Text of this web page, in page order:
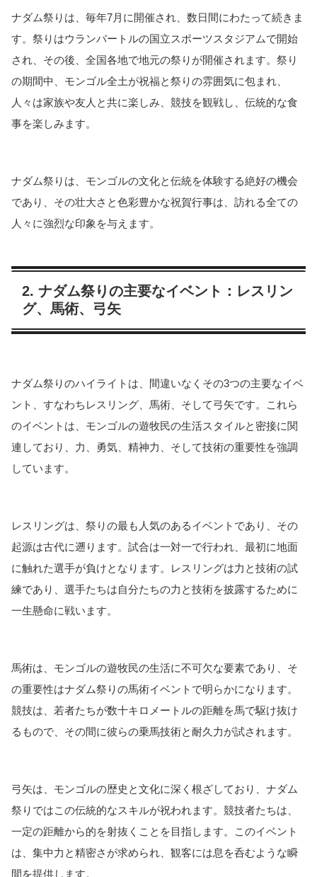
ナダム祭りは、毎年7月に開催され、数日間にわたって続きま
す。祭りはウランバートルの国立スポーツスタジアムで開始
され、その後、全国各地で地元の祭りが開催されます。祭り
の期間中、モンゴル全土が祝福と祭りの雰囲気に包まれ、
人々は家族や友人と共に楽しみ、競技を観戦し、伝統的な食
事を楽しみます。
ナダム祭りは、モンゴルの文化と伝統を体験する絶好の機会
であり、その壮大さと色彩豊かな祝賀行事は、訪れる全ての
人々に強烈な印象を与えます。
2. ナダム祭りの主要なイベント：レスリン
グ、馬術、弓矢
ナダム祭りのハイライトは、間違いなくその3つの主要なイベ
ント、すなわちレスリング、馬術、そして弓矢です。これら
のイベントは、モンゴルの遊牧民の生活スタイルと密接に関
連しており、力、勇気、精神力、そして技術の重要性を強調
しています。
レスリングは、祭りの最も人気のあるイベントであり、その
起源は古代に遡ります。試合は一対一で行われ、最初に地面
に触れた選手が負けとなります。レスリングは力と技術の試
練であり、選手たちは自分たちの力と技術を披露するために
一生懸命に戦います。
馬術は、モンゴルの遊牧民の生活に不可欠な要素であり、そ
の重要性はナダム祭りの馬術イベントで明らかになります。
競技は、若者たちが数十キロメートルの距離を馬で駆け抜け
るもので、その間に彼らの乗馬技術と耐久力が試されます。
弓矢は、モンゴルの歴史と文化に深く根ざしており、ナダム
祭りではこの伝統的なスキルが祝われます。競技者たちは、
一定の距離から的を射抜くことを目指します。このイベント
は、集中力と精密さが求められ、観客には息を呑むような瞬
間を提供します。